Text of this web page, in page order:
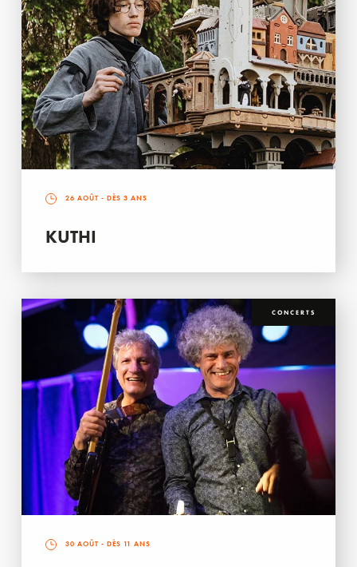
26 AOÛT - DÈS 3 ANS
KUTHI
CONCERTS
30 AOÛT - DÈS 11 ANS